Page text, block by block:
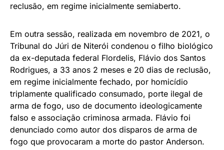
reclusão, em regime inicialmente semiaberto.
Em outra sessão, realizada em novembro de 2021, o
Tribunal do Júri de Niterói condenou o filho biológico
da ex-deputada federal Flordelis, Flávio dos Santos
Rodrigues, a 33 anos 2 meses e 20 dias de reclusão,
em regime inicialmente fechado, por homicídio
triplamente qualificado consumado, porte ilegal de
arma de fogo, uso de documento ideologicamente
falso e associação criminosa armada. Flávio foi
denunciado como autor dos disparos de arma de
fogo que provocaram a morte do pastor Anderson.